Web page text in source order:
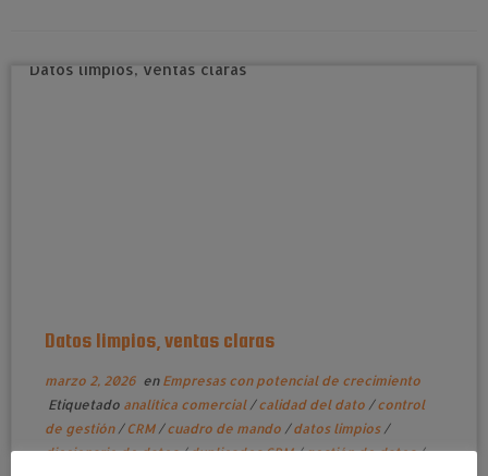
Datos limpios, ventas claras
marzo 2, 2026en Empresas con potencial de crecimiento
Etiquetado analítica comercial /calidad del dato /control
de gestión / CRM /cuadro de mando /datos limpios /
diccionario de datos/duplicados CRM/gestión de datos/